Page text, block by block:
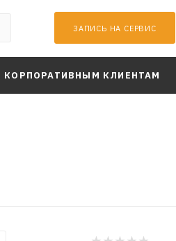
ЗАПИСЬ НА СЕРВИС
КОРПОРАТИВНЫМ КЛИЕНТАМ